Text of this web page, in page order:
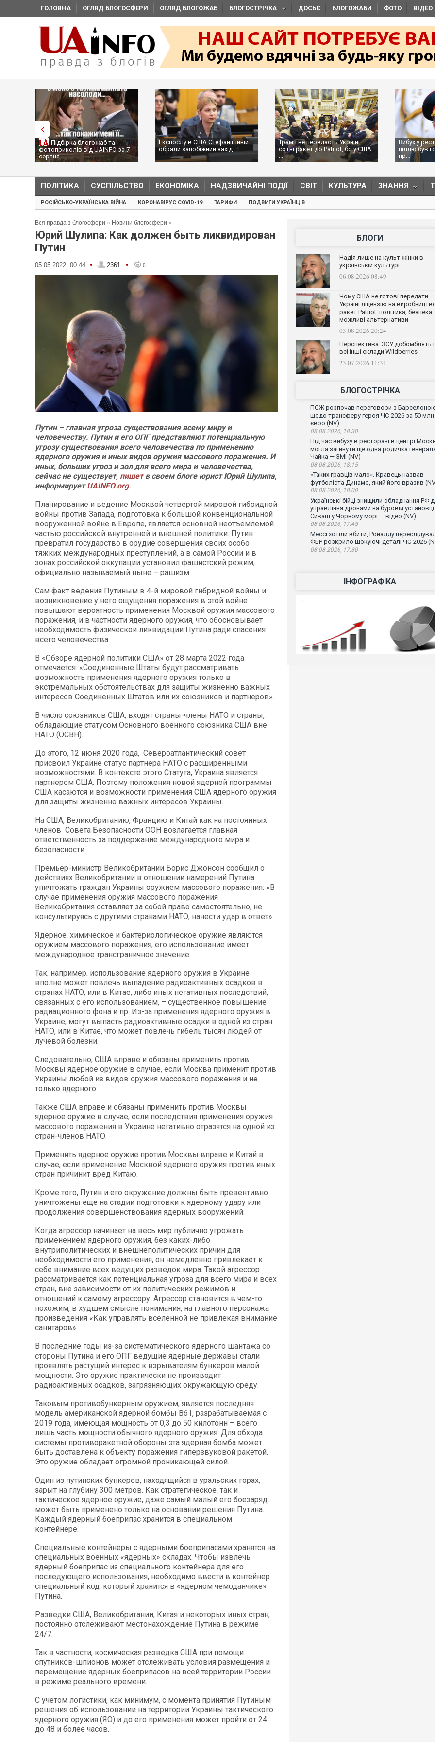
ГОЛОВНА ОГЛЯД БЛОГОСФЕРИ ОГЛЯД БЛОГОЖАБ БЛОГОСТРІЧКА ДОСЬЄ БЛОГОЖАБИ ФОТО ВІДЕО
Підбірка блогожаб та
фотоприколів від UAINFO за 7
серпня
Експослу в США Стефанішиній
обрали запобіжний захід
Трамп не передасть Україні
сотні ракет до Patriot, бо у США
...
Вибух у
ціллю був
пр...
ПОЛІТИКА СУСПІЛЬСТВО ЕКОНОМІКА НАДЗВИЧАЙНІ ПОДІЇ СВІТ КУЛЬТУРА ЗНАННЯ
РОСІЙСЬКО-УКРАЇНСЬКА ВІЙНА КОРОНАВІРУС COVID-19 ТАРИФИ ПОДВИГИ УКРАЇНЦІВ
Вся правда з блогосфери » Новини блогосфери »
Юрий Шулипа: Как должен быть ликвидирован
Путин
05.05.2022, 00:44 • 2361 • 0
Путин – главная угроза существования всему миру и
человечеству. Путин и его ОПГ представляют потенциальную
угрозу существования всего человечества по применению
ядерного оружия и иных видов оружия массового поражения. И
иных, больших угроз и зол для всего мира и человечества,
сейчас не существует, пишетв своем блоге юрист Юрий Шулипа,
информируетUAINFO.org.
Планирование и ведение Москвой четвертой мировой гибридной
войны против Запада, подготовка к большой конвенциональной
вооруженной войне в Европе, является основной неотъемлемой
частью российской внутренней и внешней политики. Путин
превратил государство в орудие совершения своих особо
тяжких международных преступлений, а в самой России и в
зонах российской оккупации установил фашистский режим,
официально называемый ныне – рашизм.
Сам факт ведения Путиным в 4-й мировой гибридной войны и
возникновение у него ощущения поражения в этой войне
повышают вероятность применения Москвой оружия массового
поражения, и в частности ядерного оружия, что обосновывает
необходимость физической ликвидации Путина ради спасения
всего человечества.
В «Обзоре ядерной политики США» от 28 марта 2022 года
отмечается: «Соединенные Штаты будут рассматривать
возможность применения ядерного оружия только в
экстремальных обстоятельствах для защиты жизненно важных
интересов Соединенных Штатов или их союзников и партнеров».
В число союзников США, входят страны-члены НАТО и страны,
обладающие статусом Основного военного союзника США вне
НАТО (ОСВН).
До этого, 12 июня 2020 года, Североатлантический совет
присвоил Украине статус партнера НАТО с расширенными
возможностями. В контексте этого Статута, Украина является
партнером США. Поэтому положения новой ядерной программы
США касаются и возможности применения США ядерного оружия
для защиты жизненно важных интересов Украины.
На США, Великобританию, Францию и Китай как на постоянных
членов Совета Безопасности ООН возлагается главная
ответственность за поддержание международного мира и
безопасности.
Премьер-министр Великобритании Борис Джонсон сообщил о
действиях Великобритании в отношении намерений Путина
уничтожать граждан Украины оружием массового поражения: «В
случае применения оружия массового поражения
Великобритания оставляет за собой право самостоятельно, не
консультируясь с другими странами НАТО, нанести удар в ответ».
Ядерное, химическое и бактериологическое оружие являются
оружием массового поражения, его использование имеет
международное трансграничное значение.
Так, например, использование ядерного оружия в Украине
вполне может повлечь выпадение радиоактивных осадков в
странах НАТО, или в Китае, либо иных негативных последствий,
связанных с его использованием, – существенное повышение
радиационного фона и пр. Из-за применения ядерного оружия в
Украине, могут выпасть радиоактивные осадки в одной из стран
НАТО, или в Китае, что может повлечь гибель тысяч людей от
лучевой болезни.
Следовательно, США вправе и обязаны применить против
Москвы ядерное оружие в случае, если Москва применит против
Украины любой из видов оружия массового поражения и не
только ядерного.
Также США вправе и обязаны применить против Москвы
ядерное оружие в случае, если последствия применения оружия
массового поражения в Украине негативно отразятся на одной из
стран-членов НАТО.
Применить ядерное оружие против Москвы вправе и Китай в
случае, если применение Москвой ядерного оружия против иных
стран причинит вред Китаю.
Кроме того, Путин и его окружение должны быть превентивно
уничтожены еще на стадии подготовки к ядерному удару или
продолжения совершенствования ядерных вооружений.
Когда агрессор начинает на весь мир публично угрожать
применением ядерного оружия, без каких-либо
внутриполитических и внешнеполитических причин для
необходимости его применения, он немедленно привлекает к
себе внимание всех ведущих разведок мира. Такой агрессор
рассматривается как потенциальная угроза для всего мира и всех
стран, вне зависимости от их политических режимов и
отношений к самому агрессору. Агрессор становится в чем-то
похожим, в худшем смысле понимания, на главного персонажа
произведения «Как управлять вселенной не привлекая внимание
санитаров».
В последние годы из-за систематического ядерного шантажа со
стороны Путина и его ОПГ ведущие ядерные державы стали
проявлять растущий интерес к взрывателям бункеров малой
мощности. Это оружие практически не производит
радиоактивных осадков, загрязняющих окружающую среду.
Таковым противобункерным оружием, является последняя
модель американской ядерной бомбы B61, разрабатываемая с
2019 года, имеющая мощность от 0,3 до 50 килотонн – всего
лишь часть мощности обычного ядерного оружия. Для обхода
системы противоракетной обороны эта ядерная бомба может
быть доставлена к объекту поражения гиперзвуковой ракетой.
Это оружие обладает огромной проникающей силой.
Один из путинских бункеров, находящийся в уральских горах,
зарыт на глубину 300 метров. Как стратегическое, так и
тактическое ядерное оружие, даже самый малый его боезаряд,
может быть применено только на основании решения Путина.
Каждый ядерный боеприпас хранится в специальном
контейнере.
Специальные контейнеры с ядерными боеприпасами хранятся на
специальных военных «ядерных» складах. Чтобы извлечь
ядерный боеприпас из специального контейнера для его
последующего использования, необходимо ввести в контейнер
специальный код, который хранится в «ядерном чемоданчике»
Путина.
Разведки США, Великобритании, Китая и некоторых иных стран,
постоянно отслеживают местонахождение Путина в режиме
24/7.
Так в частности, космическая разведка США при помощи
спутников-шпионов может отслеживать условия размещения и
перемещение ядерных боеприпасов на всей территории России
в режиме реального времени.
С учетом логистики, как минимум, с момента принятия Путиным
решения об использовании на территории Украины тактического
ядерного оружия (ЯО) и до его применения может пройти от 24
до 48 и более часов.
БЛОГИ
Надія лише на культ жінки в
українській культурі
06.08.2026 08:49
Чому США не готові передати
Україні ліцензію на
ракет Patriot: політика, безпека
можливі альтернативи
03.08.2026 20:24
Перспектива: ЗСУ добомблять і
всі інші склади Wildberries
23.07.2026 11:31
БЛОГОСТРІЧКА
ПСЖ розпочав переговори з
щодо трансферу героя ЧС-2026 за 50 млн
євро (NV)
08.08.2026, 18:30
Під час вибуху в ресторані в центрі
могла загинути ще одна родичка
Чайка — ЗМІ (NV)
08.08.2026, 18:15
«Таких гравців мало». Кравець назвав
футболіста Динамо, який його вразив
08.08.2026, 18:00
Українські бійці знищили обладнання РФ
управління дронами на буровій установці
Сиваш у Чорному морі — відео (NV)
08.08.2026, 17:45
Мессі хотіли вбити, Роналду
ФБР розкрило шокуючі деталі ЧС-2026
08.08.2026, 17:30
ІНФОГРАФІКА